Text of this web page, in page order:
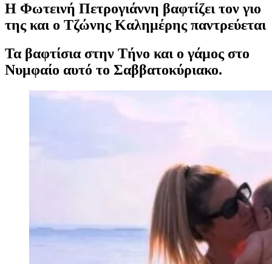
Η Φωτεινή Πετρογιάννη βαφτίζει τον γιο
της και ο Τζώνης Καλημέρης παντρεύεται
Τα βαφτίσια στην Τήνο και ο γάμος στo
Νυμφαίο αυτό το Σαββατοκύριακο.